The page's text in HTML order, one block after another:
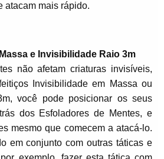
atacam mais rápido.
e Invisibilidade Raio 3m
não afetam criaturas invisíveis,
Invisibilidade em Massa ou
você pode posicionar os seus
dos Esfoladores de Mentes, e
mesmo que comecem a atacá-lo.
em conjunto com outras táticas e